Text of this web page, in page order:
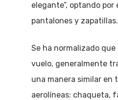
elegante”, optando por
pantalones y zapatillas.
Se ha normalizado
vuelo, generalmente
una manera similar en
aerolíneas: chaqueta,